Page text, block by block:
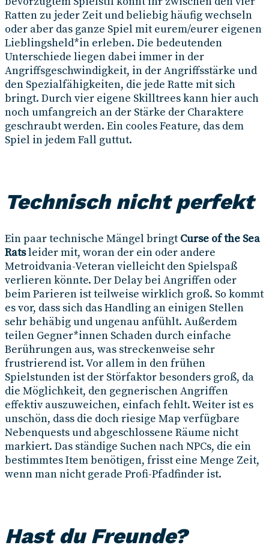
Ratten zu jeder Zeit und beliebig häufig wechseln
oder aber das ganze Spiel mit eurem/eurer eigenen
Lieblingsheld*in erleben. Die bedeutenden
Unterschiede liegen dabei immer in der
Angriffsgeschwindigkeit, in der Angriffsstärke und
den Spezialfähigkeiten, die jede Ratte mit sich
bringt. Durch vier eigene Skilltrees kann hier auch
noch umfangreich an der Stärke der Charaktere
geschraubt werden. Ein cooles Feature, das dem
Spiel in jedem Fall guttut.
Technisch nicht perfekt
Ein paar technische Mängel bringt Curse of the Sea
Ratsleider mit, woran der ein oder andere
Metroidvania-Veteran vielleicht den Spielspaß
verlieren könnte. Der Delay bei Angriffen oder
beim Parieren ist teilweise wirklich groß. So kommt
es vor, dass sich das Handling an einigen Stellen
sehr behäbig und ungenau anfühlt. Außerdem
teilen Gegner*innen Schaden durch einfache
Berührungen aus, was streckenweise sehr
frustrierend ist. Vor allem in den frühen
Spielstunden ist der Störfaktor besonders groß, da
die Möglichkeit, den gegnerischen Angriffen
effektiv auszuweichen, einfach fehlt. Weiter ist es
unschön, dass die doch riesige Map verfügbare
Nebenquests und abgeschlossene Räume nicht
markiert. Das ständige Suchen nach NPCs, die ein
bestimmtes Item benötigen, frisst eine Menge Zeit,
wenn man nicht gerade Profi-Pfadfinder ist.
Hast du Freunde?